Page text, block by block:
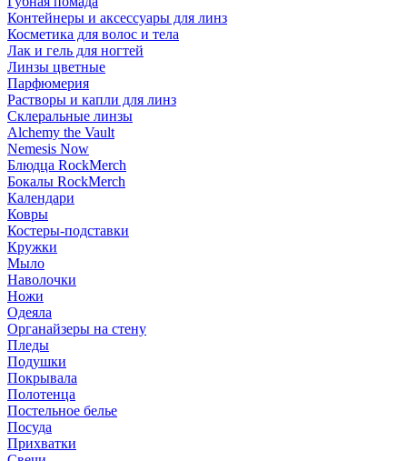
Контейнеры и аксессуары для линз
Косметика для волос и тела
Лак и гель для ногтей
Линзы цветные
Парфюмерия
Растворы и капли для линз
Склеральные линзы
Alchemy the Vault
Nemesis Now
Блюдца RockMerch
Бокалы RockMerch
Календари
Ковры
Костеры-подставки
Кружки
Мыло
Наволочки
Ножи
Одеяла
Органайзеры на стену
Пледы
Подушки
Покрывала
Полотенца
Постельное белье
Посуда
Прихватки